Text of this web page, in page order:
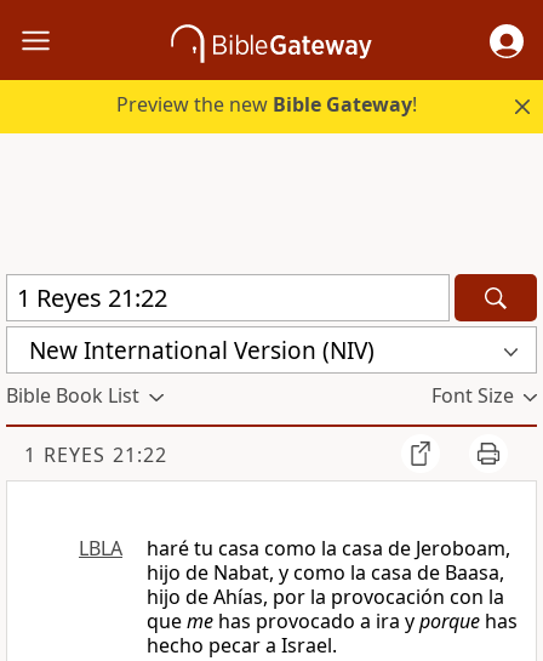
Preview the new Bible Gateway!
New International Version (NIV)
Bible Book List Font Size
1 REYES 21:22
LBLA
haré tu casa como la casa de Jeroboam,
hijo de Nabat, y como la casa de Baasa,
hijo de Ahías, por la provocación con la
queme has provocado a ira yporque has
hecho pecar a Israel.